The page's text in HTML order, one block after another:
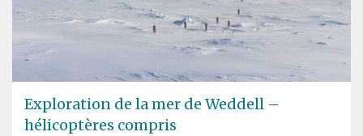
Exploration de la mer de Weddell –
hélicoptères compris